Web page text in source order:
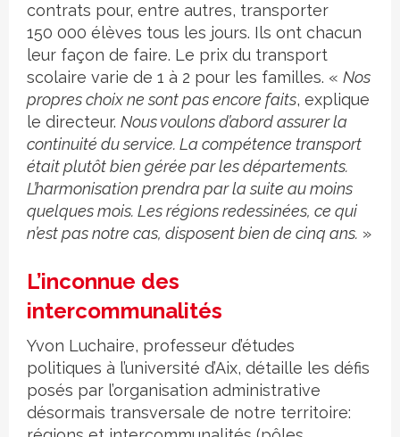
contrats pour, entre autres, transporter
150 000 élèves tous les jours. Ils ont chacun
leur façon de faire. Le prix du transport
scolaire varie de 1 à 2 pour les familles. « Nos
propres choix ne sont pas encore faits, explique
le directeur. Nous voulons d’abord assurer la
continuité du service. La compétence transport
était plutôt bien gérée par les départements.
L’harmonisation prendra par la suite au moins
quelques mois. Les régions redessinées, ce qui
n’est pas notre cas, disposent bien de cinq ans. »
L’inconnue des
intercommunalités
Yvon Luchaire, professeur d’études
politiques à l’université d’Aix, détaille les défis
posés par l’organisation administrative
désormais transversale de notre territoire: